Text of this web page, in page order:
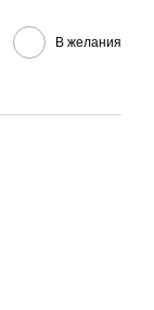
В желания